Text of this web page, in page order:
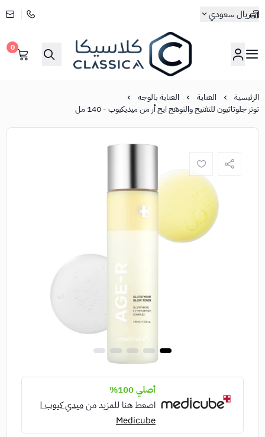
ريال سعودي
كلاسيكا
0
الرئيسية العناية
العناية بالوجه
تونر جلوتاثيون للتفتيح والتوهج ايج أر من ميديكيوب - 140 مل
أصلي 100%
اضغط هنا للمزيد منميدي كيوب |
Medicube